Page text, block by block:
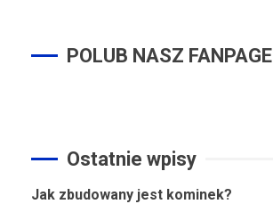
POLUB NASZ FANPAGE
Ostatnie wpisy
Jak zbudowany jest kominek?